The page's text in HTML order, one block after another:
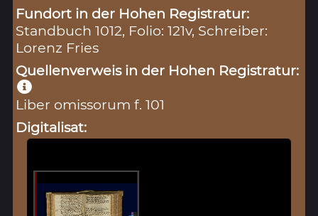
Fundort in der Hohen Registratur:
Standbuch 1012, Folio: 121v, Schreiber:
Lorenz Fries
Quellenverweis in der Hohen Registratur:
Liber omissorum f. 101
Digitalisat: